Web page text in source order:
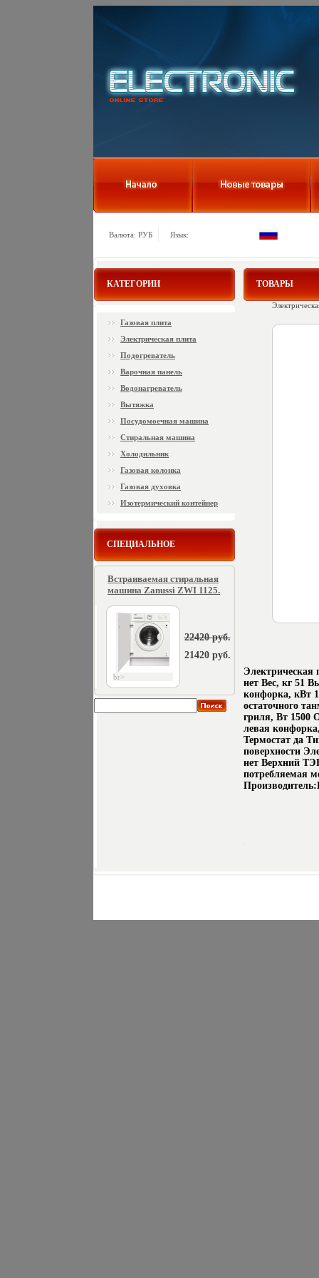
Валюта: РУБ Язык:
КАТЕГОРИИ
Газовая плита
Электрическая плита
Подогреватель
Варочная панель
Водонагреватель
Вытяжка
Посудомоечная машина
Стиральная машина
Холодильник
Газовая колонка
Газовая духовка
Изотермический контейнер
СПЕЦИАЛЬНОЕ
Встраиваемая стиральная
машина Zanussi ZWI 1125.
br>
22420 руб.
21420 руб.
ТОВАРЫ
Электрическая
нет Вес, кг 51
конфорка, кВт
остаточного
гриля, Вт 1500
левая
Термостат да
поверхности
нет Верхний
потребляемая